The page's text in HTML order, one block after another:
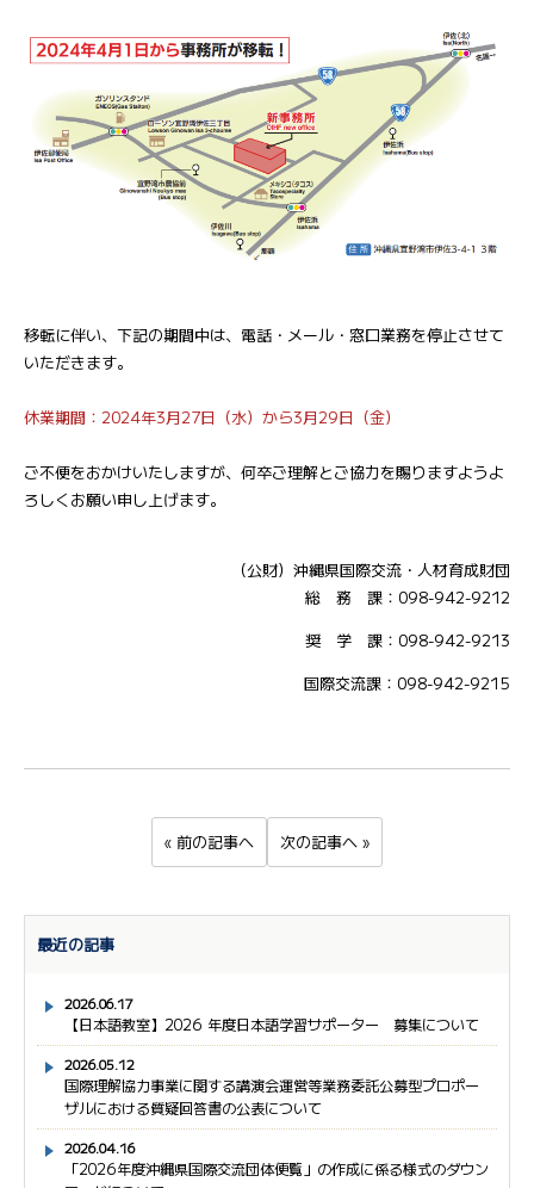
移転に伴い、下記の期間中は、電話・メール・窓口業務を停止させて
いただきます。
休業期間：2024年3月27日（水）から3月29日（金）
ご不便をおかけいたしますが、何卒ご理解とご協力を賜りますようよ
ろしくお願い申し上げます。
（公財）沖縄県国際交流・人材育成財団
総 務 課：098-942-9212
奨 学 課：098-942-9213
国際交流課：098-942-9215
« 前の記事へ 次の記事へ »
最近の記事
2026.06.17
【日本語教室】2026 年度日本語学習サポーター 募集について
2026.05.12
国際理解協力事業に関する講演会運営等業務委託公募型プロポー
ザルにおける質疑回答書の公表について
2026.04.16
「2026年度沖縄県国際交流団体便覧」の作成に係る様式のダウン